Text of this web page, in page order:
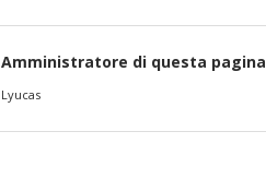
Amministratore di questa pagina
Lyucas